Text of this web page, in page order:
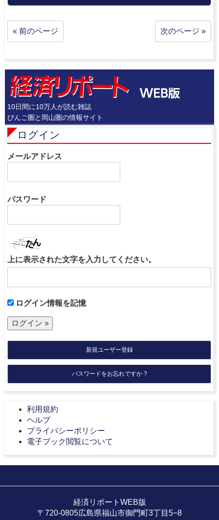
« 前のページ 次のページ »
10日間に10万人が読む雑誌
びんご圏と岡山圏の情報サイト
ログイン
メールアドレス
パスワード
上に表示された文字を入力してください。
ログイン情報を記憶
新規ユーザー登録
パスワードをお忘れですか ?
利用規約
ヘルプ
プライバシーポリシー
電子ブック閲覧について
経済リポートWEB版
〒720-0805広島県福山市御門町3丁目5−8